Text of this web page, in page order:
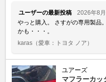
ユーザーの最新投稿
2026年8
やっと購入。 さすがの専用製品
かも・・・。
karas （愛車：トヨタ ノア）
ユアーズ
マフラーカッ